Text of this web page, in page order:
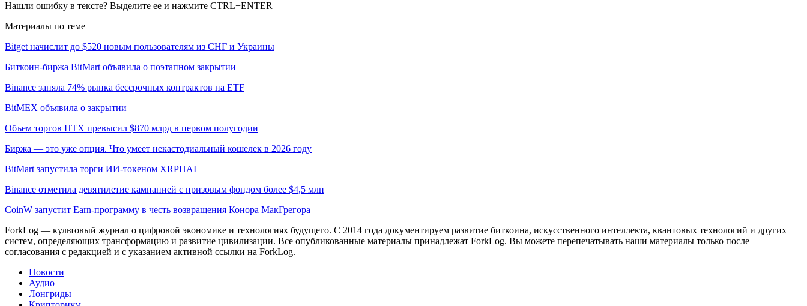
Нашли ошибку в тексте? Выделите ее и нажмите CTRL+ENTER
Материалы по теме
Bitget начислит до $520 новым пользователям из СНГ и Украины
Биткоин-биржа BitMart объявила о поэтапном закрытии
Binance заняла 74% рынка бессрочных контрактов на ETF
BitMEX объявила о закрытии
Объем торгов HTX превысил $870 млрд в первом полугодии
Биржа — это уже опция. Что умеет некастодиальный кошелек в 2026 году
BitMart запустила торги ИИ-токеном XRPHAI
Binance отметила девятилетие кампанией с призовым фондом более $4,5 млн
CoinW запустит Earn-программу в честь возвращения Конора МакГрегора
ForkLog — культовый журнал о цифровой экономике и технологиях будущего. С 2014 года документируем развитие биткоина, искусственного интеллекта, квантовых технологий и других
систем, определяющих трансформацию и развитие цивилизации. Все опубликованные материалы принадлежат ForkLog. Вы можете перепечатывать наши материалы только после
согласования с редакцией и с указанием активной ссылки на ForkLog.
Новости
Аудио
Лонгриды